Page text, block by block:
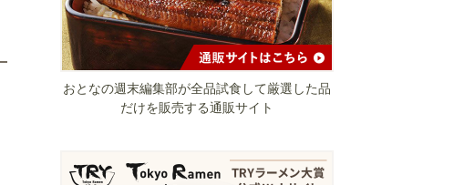
おとなの週末編集部が全品試食して厳選した品
だけを販売する通販サイト